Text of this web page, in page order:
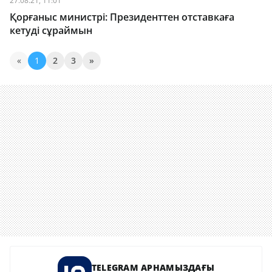
Қорғаныс министрі: Президенттен отставкаға
кетуді сұраймын
« 1 2 3 »